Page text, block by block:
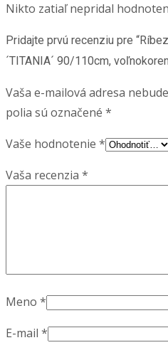
Nikto zatiaľ nepridal
Pridajte prvú recenziu pre
´TITANIA´ 90/110cm,
Vaša e-mailová adresa
polia sú označené *
Vaše hodnotenie *
Vaša recenzia *
Meno *
E-mail *